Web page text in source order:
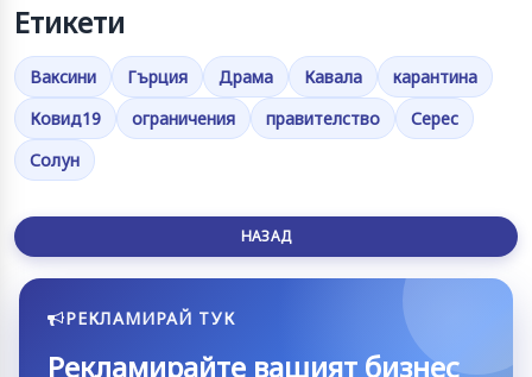
Етикети
Ваксини Гърция Драма Кавала
карантина
Ковид19
ограничения правителство
Серес
Солун
НАЗАД
РЕКЛАМИРАЙ ТУК
Рекламирайте вашият бизнес